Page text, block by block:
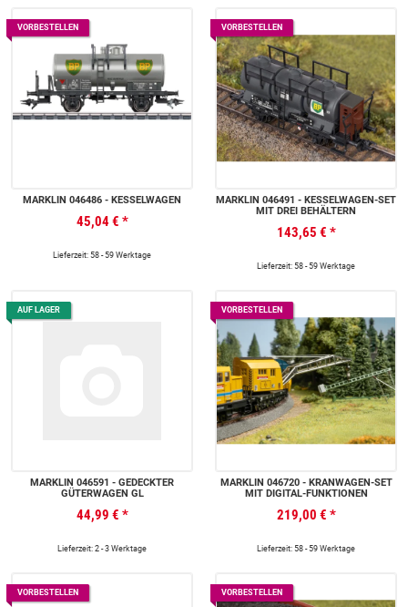
VORBESTELLEN
MÄRKLIN 046486 - KESSELWAGEN
45,04 € *
Lieferzeit: 58 - 59 Werktage
VORBESTELLEN
MÄRKLIN 046491 - KESSELWAGEN-SET
MIT DREI BEHÄLTERN
143,65 € *
Lieferzeit: 58 - 59 Werktage
AUF LAGER
MÄRKLIN 046591 - GEDECKTER
GÜTERWAGEN GL
44,99 € *
Lieferzeit: 2 - 3 Werktage
VORBESTELLEN
MÄRKLIN 046720 - KRANWAGEN-SET
MIT DIGITAL-FUNKTIONEN
219,00 € *
Lieferzeit: 58 - 59 Werktage
VORBESTELLEN VORBESTELLEN